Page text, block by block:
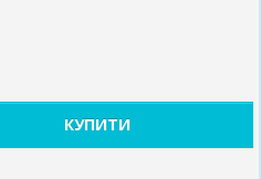
КУПИТИ